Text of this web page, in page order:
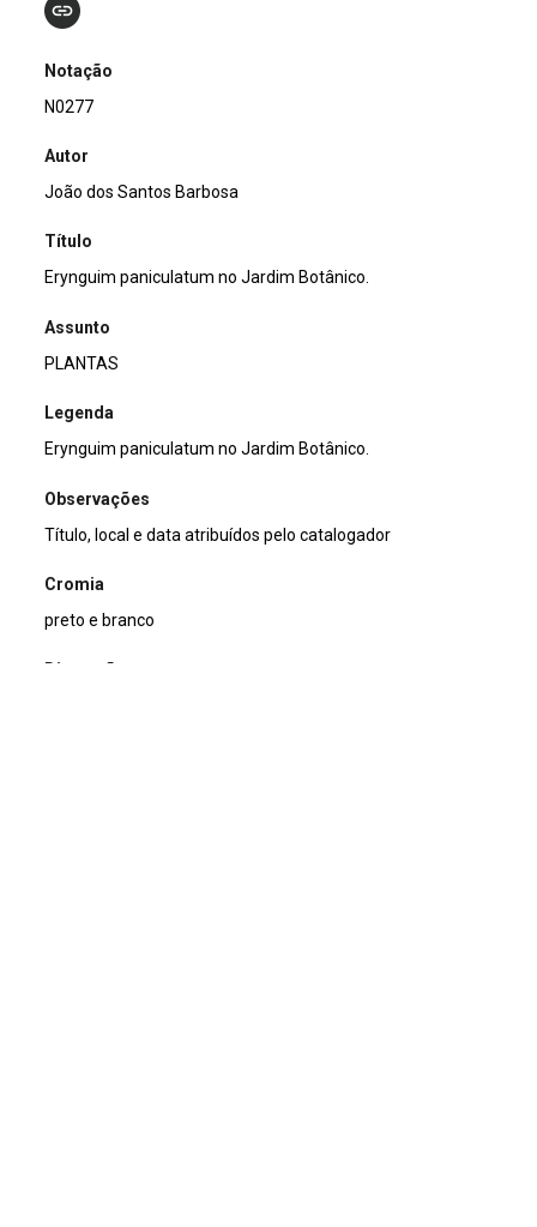
Notação
N0277
Autor
João dos Santos Barbosa
Título
Erynguim paniculatum no Jardim Botânico.
Assunto
PLANTAS
Legenda
Erynguim paniculatum no Jardim Botânico.
Observações
Título, local e data atribuídos pelo catalogador
Cromia
preto e branco
Dimensão